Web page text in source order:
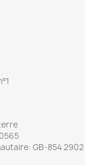
GB-854 2902